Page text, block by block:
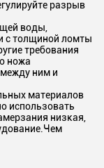
разрыв
воды,
с толщиной ломты
требования
ножа
ним и
материалов
использовать
низкая,